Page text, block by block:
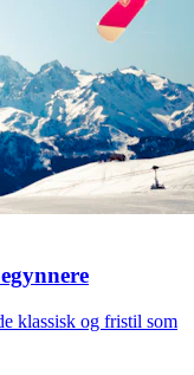
klassisk og fristil som